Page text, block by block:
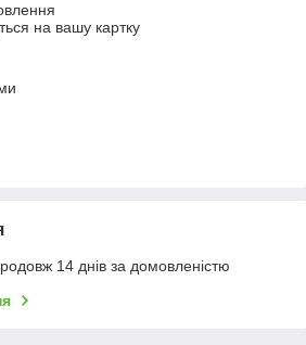
на вашу картку
14 днів за домовленістю